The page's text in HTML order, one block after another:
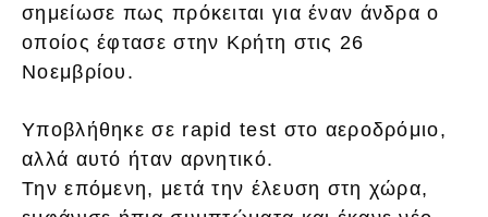
σημείωσε πως πρόκειται για έναν άνδρα ο
οποίος έφτασε στην Κρήτη στις 26
Νοεμβρίου.
Υποβλήθηκε σε rapid test στο αεροδρόμιο,
αλλά αυτό ήταν αρνητικό.
Την επόμενη, μετά την έλευση στη χώρα,